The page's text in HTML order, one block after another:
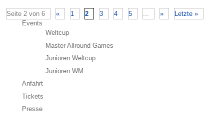
Seite 2 von 6 « 1 2 3 4 5 ... »
Letzte »
Events
Weltcup
Master Allround Games
Junioren Weltcup
Junioren WM
Anfahrt
Tickets
Presse